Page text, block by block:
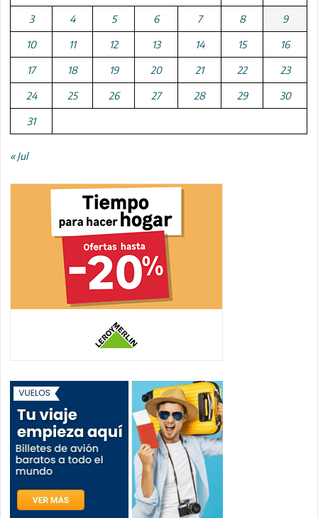
3 4 5 6 7 8 9
10 11 12 13 14 15 16
17 18 19 20 21 22 23
24 25 26 27 28 29 30
31
« Jul